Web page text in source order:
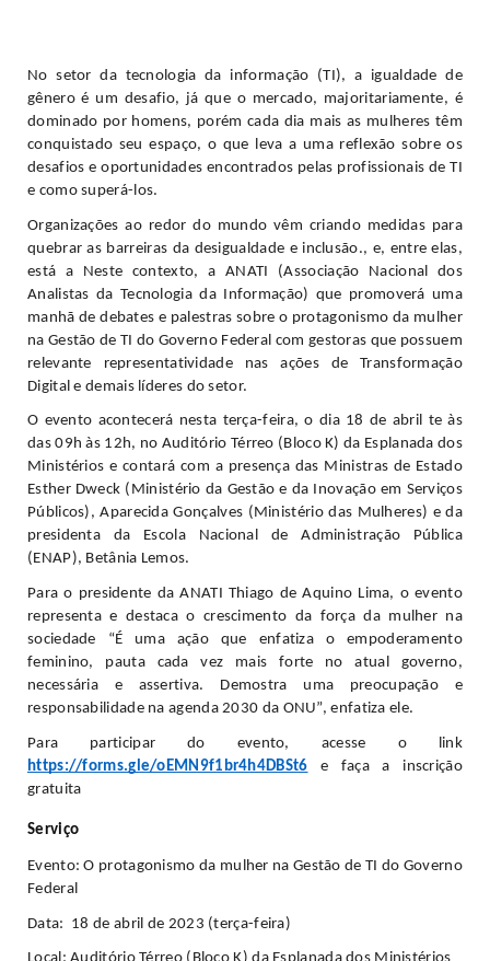
No setor da tecnologia da informação (TI), a igualdade de
gênero é um desafio, já que o mercado, majoritariamente, é
dominado por homens, porém cada dia mais as mulheres têm
conquistado seu espaço, o que leva a uma reflexão sobre os
desafios e oportunidades encontrados pelas profissionais de TI
e como superá-los.
Organizações ao redor do mundo vêm criando medidas para
quebrar as barreiras da desigualdade e inclusão., e, entre elas,
está a Neste contexto, a ANATI (Associação Nacional dos
Analistas da Tecnologia da Informação) que promoverá uma
manhã de debates e palestras sobre o protagonismo da mulher
na Gestão de TI do Governo Federal com gestoras que possuem
relevante representatividade nas ações de Transformação
Digital e demais líderes do setor.
O evento acontecerá nesta terça-feira, o dia 18 de abril te às
das 09h às 12h, no Auditório Térreo (Bloco K) da Esplanada dos
Ministérios e contará com a presença das Ministras de Estado
Esther Dweck (Ministério da Gestão e da Inovação em Serviços
Públicos), Aparecida Gonçalves (Ministério das Mulheres) e da
presidenta da Escola Nacional de Administração Pública
(ENAP), Betânia Lemos.
Para o presidente da ANATI Thiago de Aquino Lima, o evento
representa e destaca o crescimento da força da mulher na
sociedade “É uma ação que enfatiza o empoderamento
feminino, pauta cada vez mais forte no atual governo,
necessária e assertiva. Demostra uma preocupação e
responsabilidade na agenda 2030 da ONU”, enfatiza ele.
https://forms.gle/oEMN9f1br4h4DBSt6 e faça a inscrição
gratuita
Serviço
Evento: O protagonismo da mulher na Gestão de TI do Governo
Federal
Data:  18 de abril de 2023 (terça-feira)